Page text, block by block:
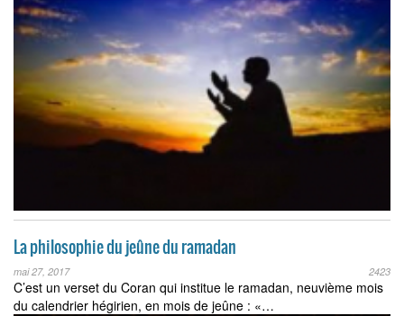
La philosophie du jeûne du ramadan
mai 27, 2017 2423
C’est un verset du Coran qui institue le ramadan, neuvième mois
du calendrier hégirien, en mois de jeûne : «…